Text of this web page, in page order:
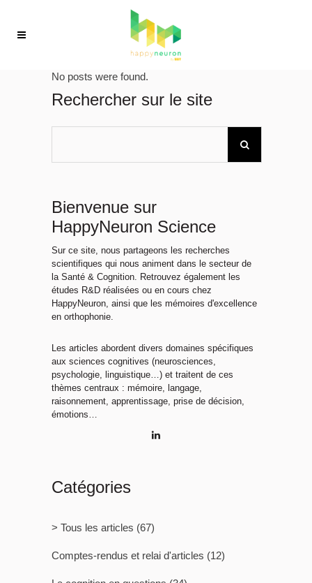
No posts were found.
Rechercher sur le site
Bienvenue sur
HappyNeuron Science
Sur ce site, nous partageons les recherches
scientifiques qui nous animent dans le secteur de
la Santé & Cognition. Retrouvez également les
études R&D réalisées ou en cours chez
HappyNeuron, ainsi que les mémoires d'excellence
en orthophonie.
Les articles abordent divers domaines spécifiques
aux sciences cognitives (neurosciences,
psychologie, linguistique…) et traitent de ces
thèmes centraux : mémoire, langage,
raisonnement, apprentissage, prise de décision,
émotions…
Catégories
> Tous les articles (67)
Comptes-rendus et relai d'articles (12)